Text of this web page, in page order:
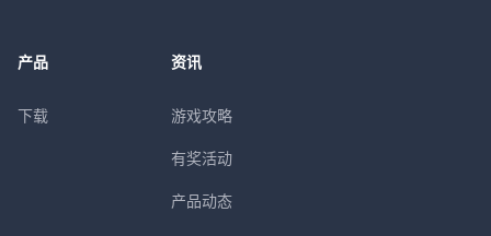
产品
下载
资讯
游戏攻略
有奖活动
产品动态